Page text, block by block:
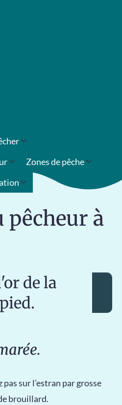
Zones de pêche
pêcheur à
de la
sur l’estran par grosse
brouillard.